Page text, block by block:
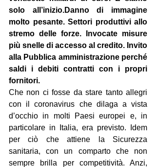
solo all’inizio.Danno di immagine
molto pesante. Settori produttivi allo
stremo delle forze. Invocate misure
più snelle di accesso al credito. Invito
alla Pubblica amministrazione perché
saldi i debiti contratti con i propri
fornitori.
Che non ci fosse da stare tanto allegri
con il coronavirus che dilaga a vista
d’occhio in molti Paesi europei e, in
particolare in Italia, era previsto. Idem
per ciò che attiene la Sicurezza
sanitaria, con un comparto che non
sempre brilla per competitività. Anzi,